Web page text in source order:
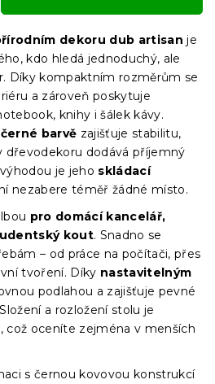
dekoru dub artisan je
kdo hledá jednoduchý, ale
Díky kompaktním rozměrům se
a zároveň poskytuje
knihy i šálek kávy.
barvě zajišťuje stabilitu,
dřevodekoru dodává příjemný
je jeho skládací
nezabere téměř žádné místo.
pro domácí kancelář,
kout. Snadno se
– od práce na počítači, přes
tvoření. Díky nastavitelným
podlahou a zajišťuje pevné
a rozložení stolu je
což oceníte zejména v menších
s černou kovovou konstrukcí